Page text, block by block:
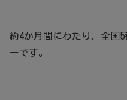
約4か月間にわたり、全国
ーです。